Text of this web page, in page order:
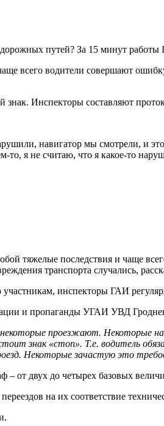
всего водители совершают
Инспекторы составляют
навигатор мы смотрели, и
то, я не считаю, что я какое-то
тяжелые последствия и чаще
транспорта случались,
инспекторы ГАИ
и пропаганды УГАИ УВД
проезжают. Некоторые
знак «стоп». Т.е. водитель
Некоторые зачастую это
– от двух до четырех базовых
на их соответствие